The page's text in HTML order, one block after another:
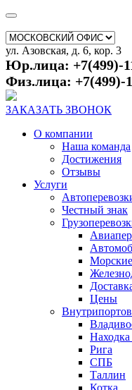
ул. Азовская, д. 6, кор. 3
Юр.лица: +7(499)-
Физ.лица: +7(499)-
ЗАКАЗАТЬ ЗВОНОК
О компании
Наша команда
Достижения
Отзывы
Услуги
Честный знак
Морские
Цены
Рига
СПБ
Таллин
Котка